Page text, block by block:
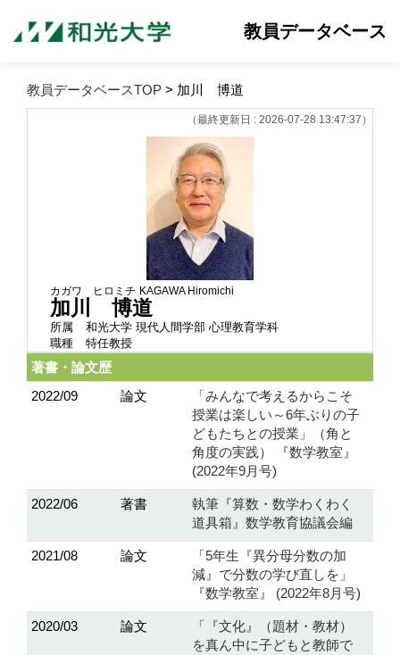
教員データベース
教員データベースTOP > 加川 博道
（最終更新日 : 2026-07-28 13:47:37）
カガワ ヒロミチ KAGAWA Hiromichi
加川 博道
所属
和光大学 現代人間学部 心理教育学科
職種
特任教授
著書・論文歴
2022/09
論文
「みんなで考えるからこそ
授業は楽しい～6年ぶりの子
どもたちとの授業」（角と
角度の実践） 『数学教室』
(2022年9月号)
2022/06 著書
執筆『算数・数学わくわく
道具箱』数学教育協議会編
2021/08 論文
「5年生『異分母分数の加
減』で分数の学び直しを」
『数学教室』 (2022年8月号)
2020/03 論文
「『文化』（題材・教材）
を真ん中に子どもと教師で